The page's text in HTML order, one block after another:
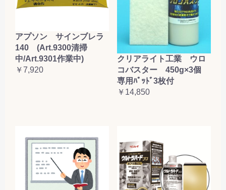
アプソン サインブレラ
140 (Art.9300清掃
中/Art.9301作業中)
￥7,920
クリアライト工業 ウロ
コバスター 450g×3個
専用ﾊﾟｯﾄﾞ3枚付
￥14,850